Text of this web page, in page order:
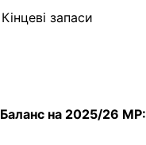
Кінцеві запаси
Баланс на 2025/26 МР: